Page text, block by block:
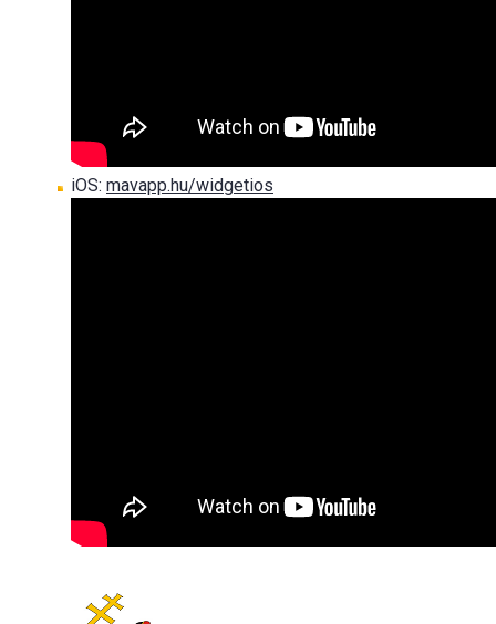
iOS: mavapp.hu/widgetios